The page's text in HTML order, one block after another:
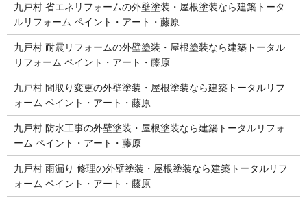
九戸村 省エネリフォームの外壁塗装・屋根塗装なら建築トータ
ルリフォーム ペイント・アート・藤原
九戸村 耐震リフォームの外壁塗装・屋根塗装なら建築トータル
リフォーム ペイント・アート・藤原
九戸村 間取り変更の外壁塗装・屋根塗装なら建築トータルリフ
ォーム ペイント・アート・藤原
九戸村 防水工事の外壁塗装・屋根塗装なら建築トータルリフォ
ーム ペイント・アート・藤原
九戸村 雨漏り 修理の外壁塗装・屋根塗装なら建築トータルリフ
ォーム ペイント・アート・藤原